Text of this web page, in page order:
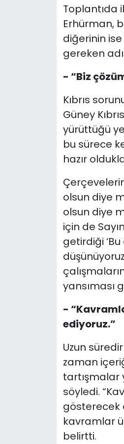
Toplantıda
Erhürman,
diğerinin ise
gereken
- “Biz
Kıbrıs
Güney
yürüttüğü
bu sürece
hazır
olsun diye
olsun diye
için de
getirdiği
yansıması
-
ediyoruz.”
Uzun
zaman
tartışmalar
söyledi.
gösterecek
kavramlar
belirtti.